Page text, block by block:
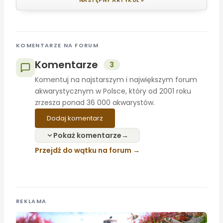
KOMENTARZE NA FORUM
Komentarze
3
Komentuj na najstarszym i największym forum
akwarystycznym w Polsce, który od 2001 roku
zrzesza ponad 36 000 akwarystów.
Dodaj komentarz
Pokaż komentarze
Przejdź do wątku na forum
REKLAMA